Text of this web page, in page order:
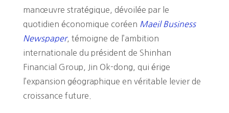
manœuvre stratégique, dévoilée par le
quotidien économique coréen Maeil Business
Newspaper, témoigne de l’ambition
internationale du président de Shinhan
Financial Group, Jin Ok-dong, qui érige
l’expansion géographique en véritable levier de
croissance future.